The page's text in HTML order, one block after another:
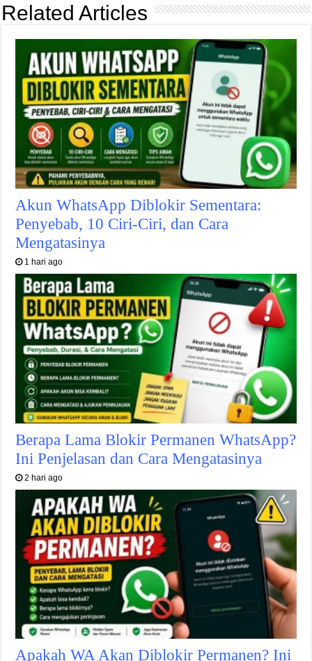
Related Articles
Akun WhatsApp Diblokir Sementara:
Penyebab, 10 Ciri-Ciri, dan Cara
Mengatasinya
1 hari ago
Berapa Lama Blokir Permanen WhatsApp?
Ini Penjelasan dan Cara Mengatasinya
2 hari ago
Apakah WA Akan Diblokir Permanen? Ini